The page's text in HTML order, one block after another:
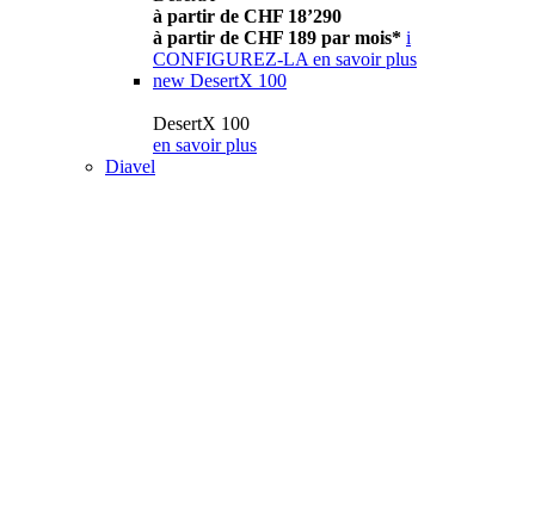
à partir de CHF 18’290
à partir de CHF 189 par mois* i
CONFIGUREZ-LA en savoir plus
new DesertX 100
DesertX 100
en savoir plus
Diavel